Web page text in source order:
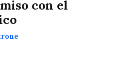
con el